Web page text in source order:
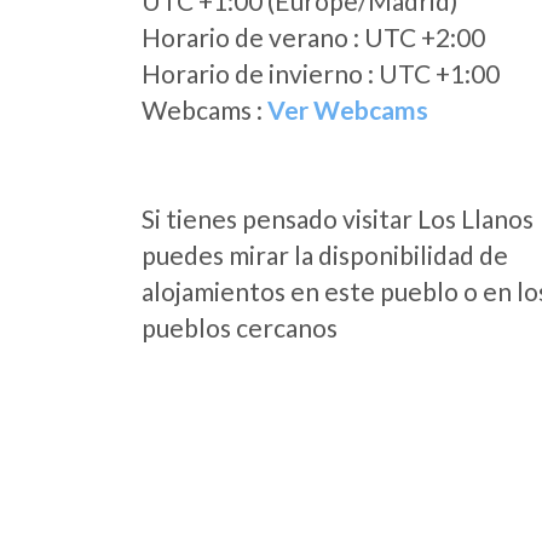
Horario de verano : UTC +2:00
Horario de invierno : UTC +1:00
Webcams : Ver Webcams
Si tienes pensado visitar Los Llanos
puedes mirar la disponibilidad de
alojamientos en este pueblo o en
pueblos cercanos